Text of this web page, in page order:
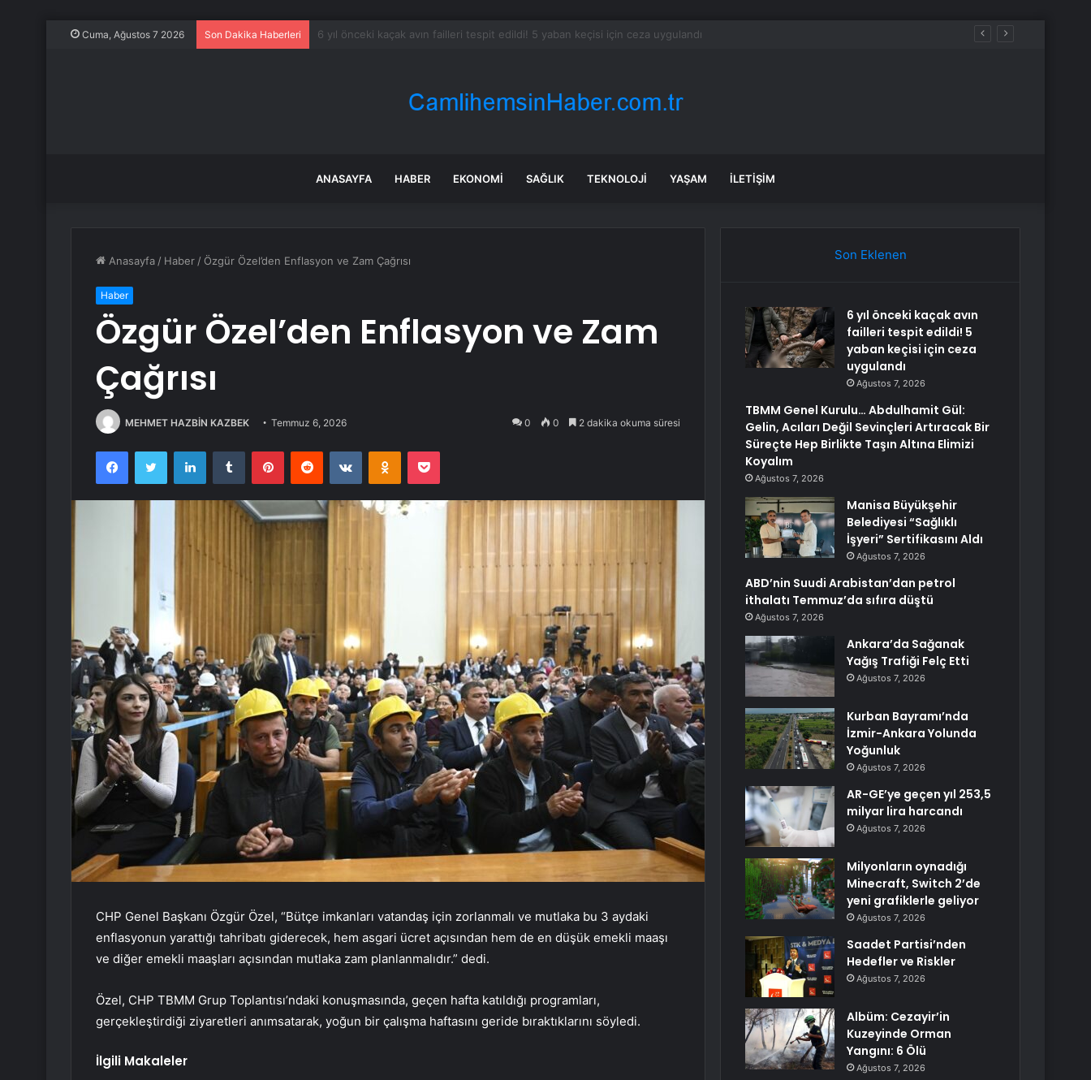
Cuma, Ağustos 7 2026 Son Dakika Haberleri TBMM Genel Kurulu… Abdulhamit Gül: Gelin, Acıları Değil Sevinçleri Artıracak Bir Süreçte Hep Birlikte Taşın Altına Elimizi Koyalım
ANASAYFA HABER EKONOMI SAĞLIK TEKNOLOJI YAŞAM İLETIŞIM
Anasayfa / Haber / Özgür Özel’den Enflasyon ve Zam Çağrısı
Haber
Özgür Özel’den Enflasyon ve Zam
Çağrısı
MEHMET HAZBİN KAZBEK Temmuz 6, 2026 0 0 2 dakika okuma süresi
FacebookTwitter LinkedInTumblr PinterestReddit VKontakteOdnoklassniki
Pocket
CHP Genel Başkanı Özgür Özel, “Bütçe imkanları vatandaş için zorlanmalı ve mutlaka bu 3 aydaki
enflasyonun yarattığı tahribatı giderecek, hem asgari ücret açısından hem de en düşük emekli maaşı
ve diğer emekli maaşları açısından mutlaka zam planlanmalıdır.” dedi.
Özel, CHP TBMM Grup Toplantısı’ndaki konuşmasında, geçen hafta katıldığı programları,
gerçekleştirdiği ziyaretleri anımsatarak, yoğun bir çalışma haftasını geride bıraktıklarını söyledi.
İlgili Makaleler
Son Eklenen
6 yıl önceki kaçak avın
failleri tespit edildi! 5
yaban keçisi için ceza
uygulandı
Ağustos 7, 2026
TBMM Genel Kurulu… Abdulhamit Gül:
Gelin, Acıları Değil Sevinçleri Artıracak Bir
Süreçte Hep Birlikte Taşın Altına Elimizi
Koyalım
Ağustos 7, 2026
Manisa Büyükşehir
Belediyesi “Sağlıklı
İşyeri” Sertifikasını Aldı
Ağustos 7, 2026
ABD’nin Suudi Arabistan’dan petrol
ithalatı Temmuz’da sıfıra düştü
Ağustos 7, 2026
Ankara’da Sağanak
Yağış Trafiği Felç Etti
Ağustos 7, 2026
Kurban Bayramı’nda
İzmir-Ankara Yolunda
Yoğunluk
Ağustos 7, 2026
AR-GE’ye geçen yıl 253,5
milyar lira harcandı
Ağustos 7, 2026
Milyonların oynadığı
Minecraft, Switch 2’de
yeni grafiklerle geliyor
Ağustos 7, 2026
Saadet Partisi’nden
Hedefler ve Riskler
Ağustos 7, 2026
Albüm: Cezayir’in
Kuzeyinde Orman
Yangını: 6 Ölü
Ağustos 7, 2026